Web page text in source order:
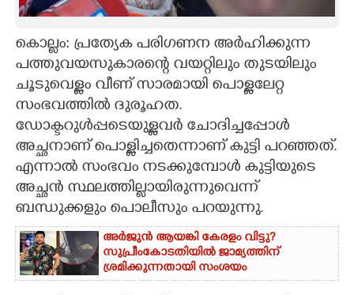
LITERATURE
ZOOM
CONTACT US
കൊല്ലം: പ്രത്യേക പരിഗണന അർഹിക്കുന്ന
പത്തുവയസുകാരന്റെ വയറ്റിലും തുടയിലും
ചൂടുവെള്ളം വീണ് സാരമായി പൊള്ളലേറ്റ
സംഭവത്തിൽ ദുരൂഹത.
ഡോക്ടറുൾപ്പടെയുള്ളവർ ചോദിച്ചപ്പോൾ
അച്ഛനാണ് പൊള്ളിച്ചതെന്നാണ് കുട്ടി പറഞ്ഞത്.
എന്നാൽ സംഭവം നടക്കുമ്പോൾ കുട്ടിയുടെ
അച്ഛൻ സ്ഥലത്തില്ലായിരുന്നുവെന്ന്
ബന്ധുക്കളും പൊലീസും പറയുന്നു.
അർജുൻ ആയങ്കി കേരളം വിട്ടു?
സുപ്രീംകോടതിയിൽ ജാമ്യത്തിന്
ശ്രമിക്കുന്നതായി സംശയം